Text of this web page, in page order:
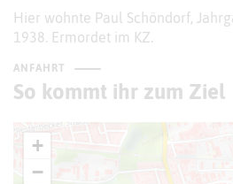
Hier wohnte Paul Schöndorf,
1938. Ermordet im KZ.
ANFAHRT
So kommt ihr zum Ziel
+
−